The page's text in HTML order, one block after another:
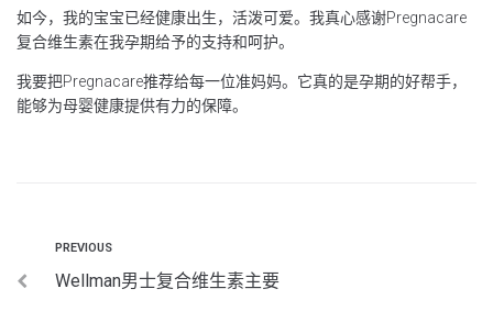
如今，我的宝宝已经健康出生，活泼可爱。我真心感谢Pregnacare
复合维生素在我孕期给予的支持和呵护。
我要把Pregnacare推荐给每一位准妈妈。它真的是孕期的好帮手，
能够为母婴健康提供有力的保障。
PREVIOUS
Wellman男士复合维生素主要